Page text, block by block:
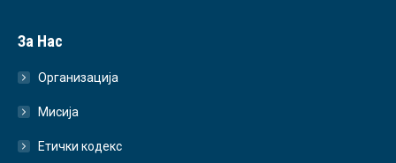
За Нас
Организација
Мисија
Етички кодекс